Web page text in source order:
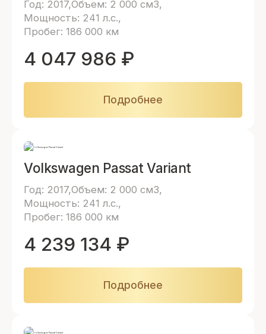
Год: 2017 Объем: 2 000 см3
Мощность: 241 л.с.
Пробег: 186 000 км
4 047 986 ₽
Подробнее
Volkswagen Passat Variant
Год: 2017 Объем: 2 000 см3
Мощность: 241 л.с.
Пробег: 186 000 км
4 239 134 ₽
Подробнее